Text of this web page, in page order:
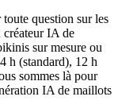
toute question sur les
IA de
sur mesure ou
h (standard), 12 h
sommes là pour
IA de maillots